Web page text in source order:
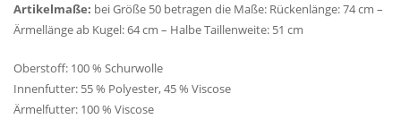
Artikelmaße: bei Größe 50 betragen die Maße: Rückenlänge: 74 cm –
Ärmellänge ab Kugel: 64 cm – Halbe Taillenweite: 51 cm
Oberstoff: 100 % Schurwolle
Innenfutter: 55 % Polyester, 45 % Viscose
Ärmelfutter: 100 % Viscose